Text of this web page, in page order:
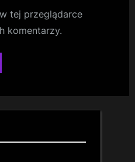
tej przeglądarce
komentarzy.